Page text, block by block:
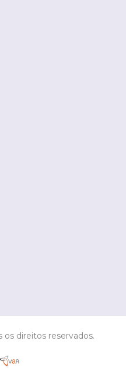
os direitos reservados.